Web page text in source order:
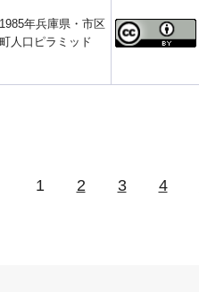
1985年兵庫県・市区
町人口ピラミッド
1 2 3 4